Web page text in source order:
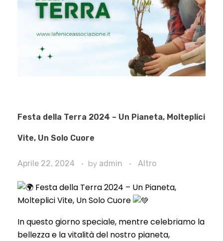
Festa della Terra 2024 – Un Pianeta, Molteplici
Vite, Un Solo Cuore
Aprile 22, 2024 by admin Altro
Festa della Terra 2024 – Un Pianeta,
Molteplici Vite, Un Solo Cuore
In questo giorno speciale, mentre celebriamo la
bellezza e la vitalità del nostro pianeta,